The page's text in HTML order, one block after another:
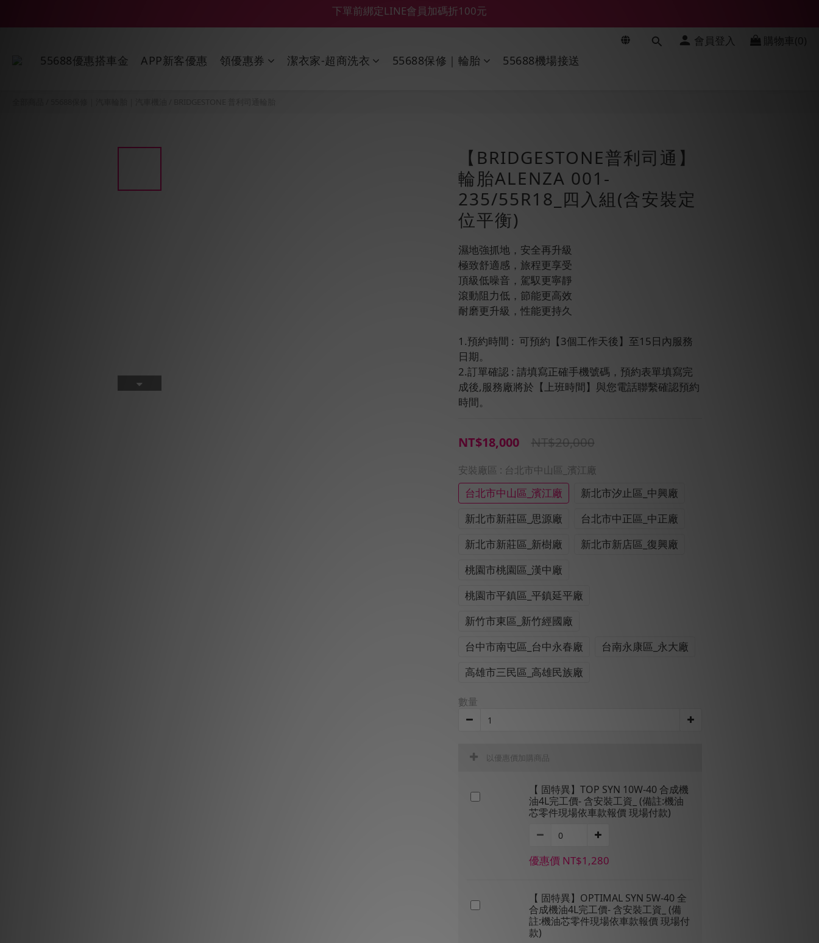
【鑽石熊/金熊新客首購限定】優惠搭車金
【55688商城】6 月年中慶滿額贈品發送延遲公告
會員登入 購物車(0)
55688優惠搭車金 APP新客優惠 領優惠券 潔衣家-超商洗衣 55688保修｜輪胎 55688機場接送
【BRIDGESTONE普利司通】
輪胎ALENZA 001-
235/55R18_四入組(含安裝定
位平衡)
濕地強抓地，安全再升級
極致舒適感，旅程更享受
頂級低噪音，駕馭更寧靜
滾動阻力低，節能更高效
耐磨更升級，性能更持久
1.預約時間 :  可預約【3個工作天後】至15日內服務
日期。
2.訂單確認 : 請填寫正確手機號碼，預約表單填寫完
成後,服務廠將於【上班時間】與您電話聯繫確認預約
時間。
NT$18,000 NT$20,000
安裝廠區 : 台北市中山區_濱江廠
台北市中山區_濱江廠
新北市汐止區_中興廠
新北市新莊區_思源廠
台北市中正區_中正廠
新北市新莊區_新樹廠
新北市新店區_復興廠
桃園市桃園區_漢中廠
桃園市平鎮區_平鎮延平廠
新竹市東區_新竹經國廠
台中市南屯區_台中永春廠
台南永康區_永大廠
高雄市三民區_高雄民族廠
數量
以優惠價加購商品
【 固特異】TOP SYN 10W-40 合成機
油4L完工價- 含安裝工資_ (備註:機油
芯零件現場依車款報價 現場付款)
優惠價 NT$1,280
【 固特異】OPTIMAL SYN 5W-40 全
合成機油4L完工價- 含安裝工資_ (備
註:機油芯零件現場依車款報價 現場付
款)